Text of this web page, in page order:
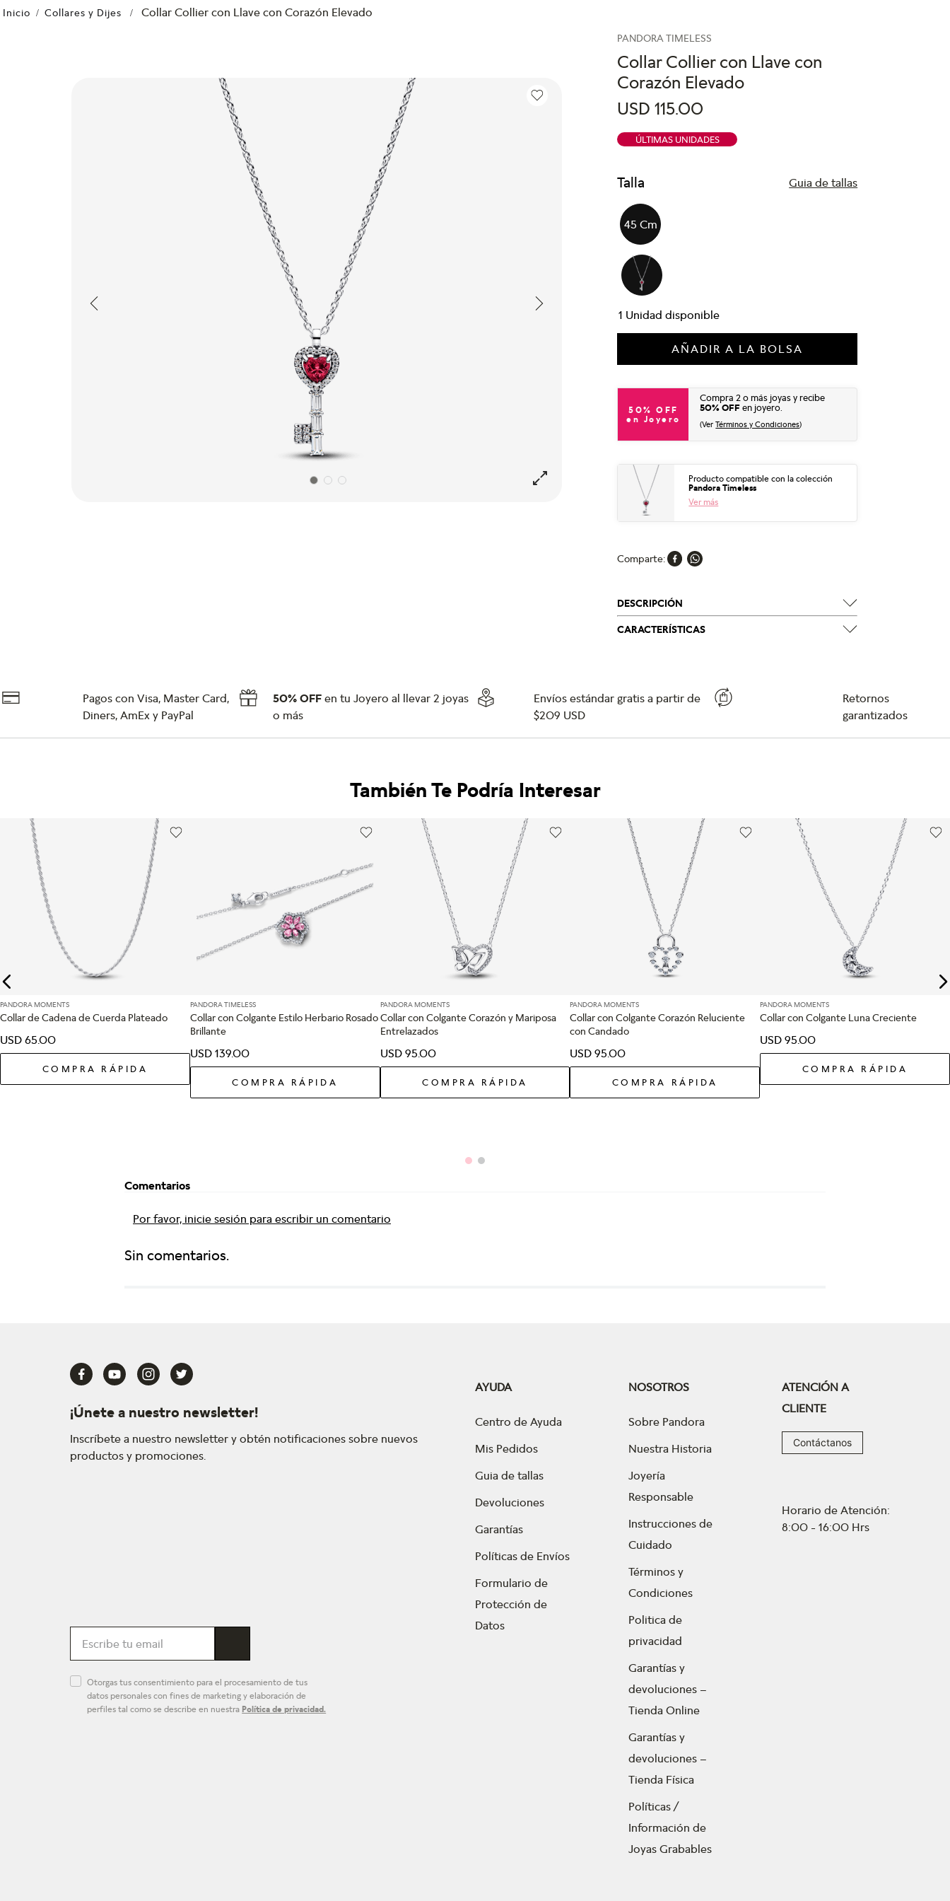
Collares y Dijes Collar Collier con Llave con Corazón Elevado
PANDORA TIMELESS
Collar Collier con Llave con
Corazón Elevado
USD 115.00
ÚLTIMAS UNIDADES
Talla Guia de tallas
45 Cm
1 Unidad disponible
AÑADIR A LA BOLSA
50% OFF
en Joyero
Compra 2 o más joyas y recibe
50% OFFen joyero.
(VerTérminos y Condiciones)
Producto compatible con la colección
Pandora Timeless
Ver más
Comparte
DESCRIPCIÓN
CARACTERÍSTICAS
Pagos con Visa, Master Card,
Diners, AmEx y PayPal
50% OFFen tu Joyero al llevar 2 joyas
o más
Envíos estándar gratis a partir de
$209 USD
Retornos
garantizados
También Te Podría Interesar
PANDORA MOMENTS
Collar de Cadena de Cuerda Plateado
USD 6500
COMPRA RÁPIDA
PANDORA TIMELESS
Collar con Colgante Estilo Herbario Rosado
Brillante
USD 139.00
COMPRA RÁPIDA
PANDORA MOMENTS
Collar con Colgante Corazón y Mariposa
Entrelazados
USD 9500
COMPRA RÁPIDA
PANDORA MOMENTS
Collar con Colgante Corazón Reluciente
con Candado
USD 95.00
COMPRA RÁPIDA
PANDORA MOMENTS
Collar con Colgante Luna Creciente
USD 95.00
COMPRA RÁPIDA
Comentarios
Por favor, inicie sesión para escribir un comentario
Sin comentarios.
¡Únete a nuestro newsletter!
Inscríbete a nuestro newsletter y obtén notificaciones sobre nuevos
productos y promociones.
Otorgas tus consentimiento para el procesamiento de tus
datos personales con fines de marketing y elaboración de
perfiles tal como se describe en nuestra Política de privacidad.
AYUDA
Centro de Ayuda
Mis Pedidos
Guia de tallas
Devoluciones
Garantías
Políticas de Envíos
Formulario de
Protección de
Datos
NOSOTROS
Sobre Pandora
Nuestra Historia
Joyería
Responsable
Instrucciones de
Cuidado
Términos y
Condiciones
Politica de
privacidad
Garantías y
devoluciones –
Tienda Online
Garantías y
devoluciones –
Tienda Física
Políticas /
Información de
Joyas Grabables
ATENCIÓN A
CLIENTE
Contáctanos
Horario de Atención:
8:00 - 16:00 Hrs